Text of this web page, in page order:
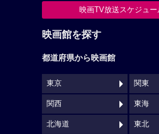
映画TV放送スケジュー
映画館を探す
都道府県から映画館
東京 関東
関西 東海
北海道 東北